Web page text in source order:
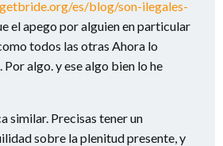
es/blog/son-ilegales-
el apego por alguien en particular
todos las otras Ahora lo
Por algo. y ese algo bien lo he
similar. Precisas tener un
sobre la plenitud presente, y